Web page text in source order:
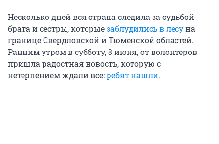
Несколько дней вся страна следила за судьбой
брата и сестры, которыезаблудились в лесуна
границе Свердловской и Тюменской областей.
Ранним утром в субботу, 8 июня, от волонтеров
пришла радостная новость, которую с
нетерпением ждали все:ребят нашли.